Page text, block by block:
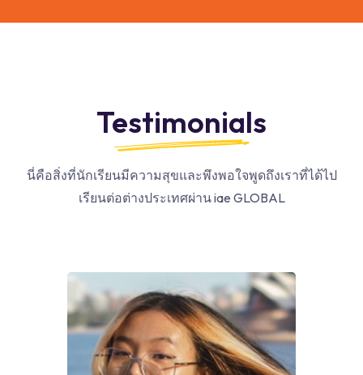
Testimonials
นี่คือสิ่งที่นักเรียนมีความสุขและพึงพอใจพูดถึงเราที่ได้ไป
เรียนต่อต่างประเทศผ่าน iae GLOBAL